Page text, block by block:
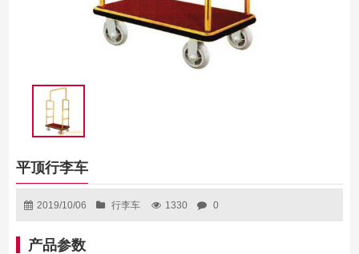
平顶行李车
2019/10/06 行李车 1330 0
产品参数